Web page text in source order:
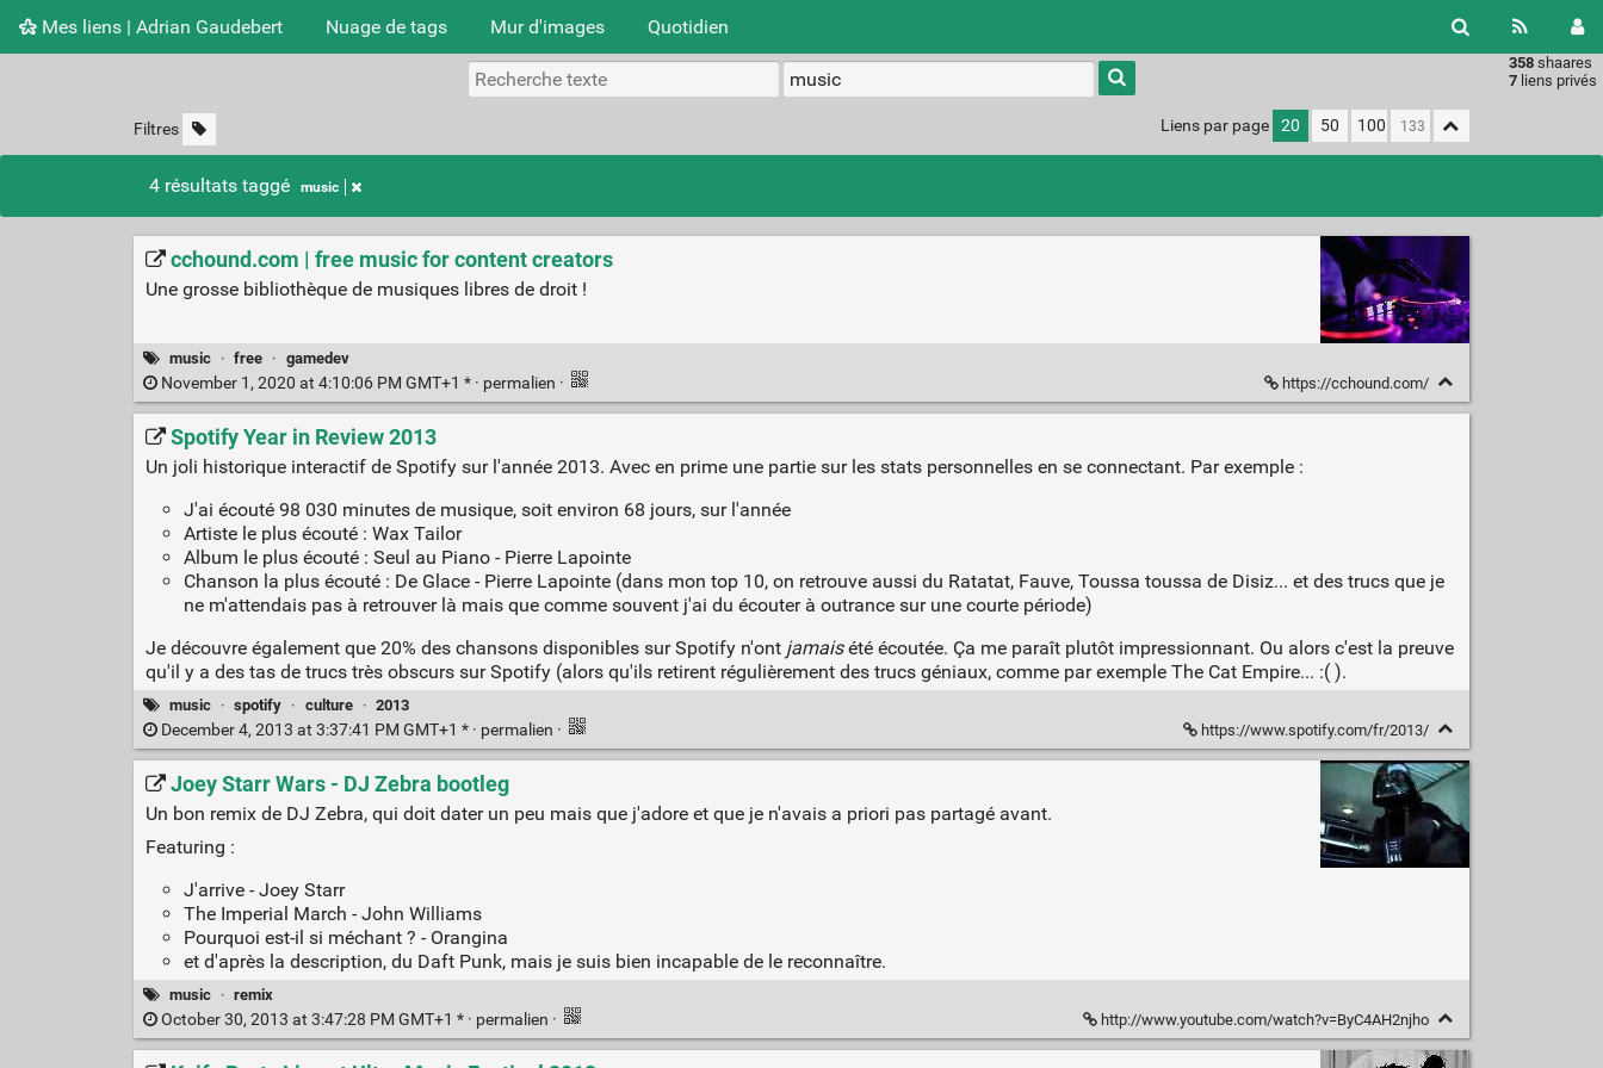
Mes liens | Adrian Gaudebert Nuage de tags Mur d'images Quotidien
358 shaares
7 liens privés
Type 1 or
more
characters
results.
Filtres Liens par page 20 50 100
4 résultats taggé music
cchound.com | free music for content creators
Une grosse bibliothèque de musiques libres de droit !
music · free · gamedev
November 1, 2020 at 4:10:06 PM GMT+1 * · permalien · https://cchound.com/
Spotify Year in Review 2013
Un joli historique interactif de Spotify sur l'année 2013. Avec en prime une partie sur les stats personnelles en se connectant. Par exemple :
J'ai écouté 98 030 minutes de musique, soit environ 68 jours, sur l'année
Artiste le plus écouté : Wax Tailor
Album le plus écouté : Seul au Piano - Pierre Lapointe
Chanson la plus écouté : De Glace - Pierre Lapointe (dans mon top 10, on retrouve aussi du Ratatat, Fauve, Toussa toussa de Disiz... et des trucs que je
ne m'attendais pas à retrouver là mais que comme souvent j'ai du écouter à outrance sur une courte période)
Je découvre également que 20% des chansons disponibles sur Spotify n'ont jamaisété écoutée. Ça me paraît plutôt impressionnant. Ou alors c'est la preuve
qu'il y a des tas de trucs très obscurs sur Spotify (alors qu'ils retirent régulièrement des trucs géniaux, comme par exemple The Cat Empire... :( ).
music · spotify · culture · 2013
December 4, 2013 at 3:37:41 PM GMT+1 * · permalien · https://www.spotify.com/fr/2013/
Joey Starr Wars - DJ Zebra bootleg
Un bon remix de DJ Zebra, qui doit dater un peu mais que j'adore et que je n'avais a priori pas partagé avant.
Featuring :
J'arrive - Joey Starr
The Imperial March - John Williams
Pourquoi est-il si méchant ? - Orangina
et d'après la description, du Daft Punk, mais je suis bien incapable de le reconnaître.
music · remix
October 30, 2013 at 3:47:28 PM GMT+1 * · permalien · http://www.youtube.com/watch?v=ByC4AH2njho